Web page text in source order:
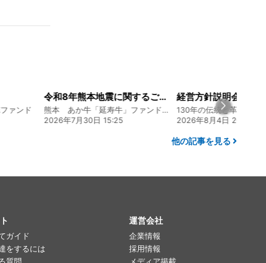
熊本 あか牛「延寿牛」ファンド2026
経営方針説明会を開催しました
130年の伝統と革新 ヤマタカ醤油ファンド
2026年8月4日 20:00
2026年7月22日 08:10
他の記事を見る
ガイド
をするには
運営会社
企業情報
採用情報